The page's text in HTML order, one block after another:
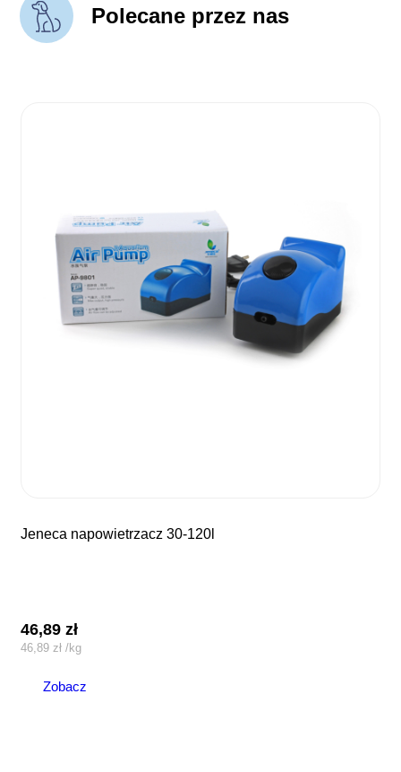
Polecane przez nas
jeneca napowietrzacz 30-120l
46,89zł
46,89 zł /kg
Zobacz